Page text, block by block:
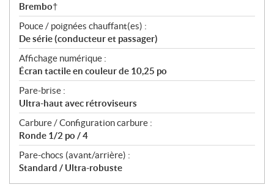
Brembo†
Pouce / poignées chauffant(es) :
De série (conducteur et passager)
Affichage numérique :
Écran tactile en couleur de 10,25 po
Pare-brise :
Ultra-haut avec rétroviseurs
Carbure / Configuration carbure :
Ronde 1/2 po / 4
Pare-chocs (avant/arrière) :
Standard / Ultra-robuste